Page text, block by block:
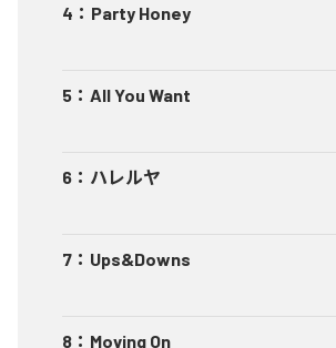
4 ： Party Honey
5 ： All You Want
6 ： ハレルヤ
7 ： Ups&Downs
8 ： Moving On